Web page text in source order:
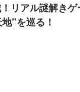
リアル謎解きゲ
"を巡る！